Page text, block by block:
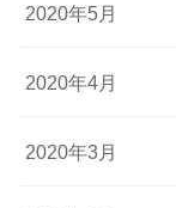
2020年5月
2020年4月
2020年3月